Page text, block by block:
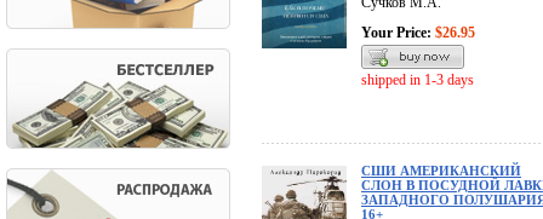
Your Price: $26.95
shipped in 1-3 days
СШИ АМЕРИКАНСКИЙ
СЛОН В ПОСУДНОЙ
ЗАПАДНОГО
16+